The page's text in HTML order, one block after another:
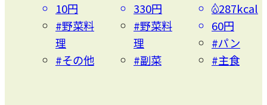
330円
#野菜料
理
#副菜
287kcal
60円
#パン
#主食
20円
#お菓
子・スイ
ーツ